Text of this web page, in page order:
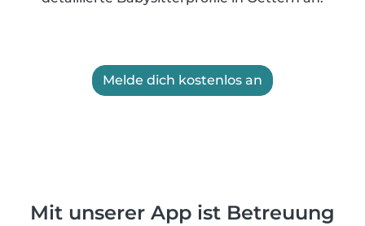
Melde dich kostenlos an
Mit unserer App ist Betreuung